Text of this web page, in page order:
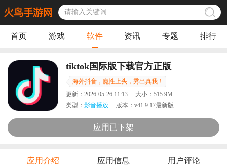
首页 游戏 软件 资讯 专题 排行
tiktok国际版下载官方正版
海外抖音，魔性上头，秀出真我！
更新： 2026-05-26 11:13 大小： 515.9M
类型： 影音播放 版本： v41.9.17最新版
应用已下架
应用介绍 应用信息 用户评论